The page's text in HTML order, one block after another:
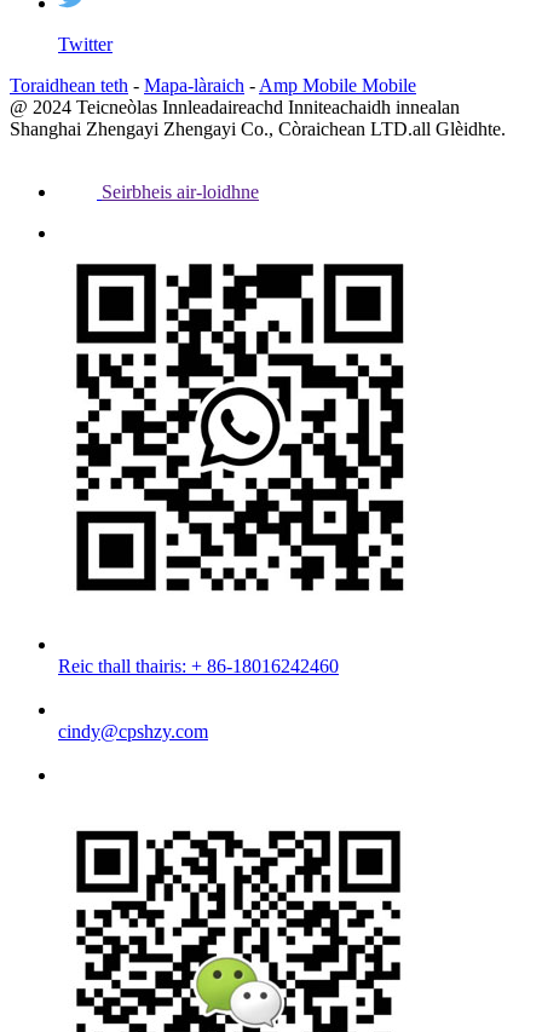
Twitter
Toraidhean teth - Mapa-làraich - Amp Mobile Mobile
@ 2024 Teicneòlas Innleadaireachd Inniteachaidh innealan
Shanghai Zhengayi Zhengayi Co., Còraichean LTD.all Glèidhte.
Seirbheis air-loidhne
Reic thall thairis: + 86-18016242460
cindy@cpshzy.com